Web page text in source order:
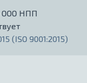
ООО НПП
(ISO 9001:2015)